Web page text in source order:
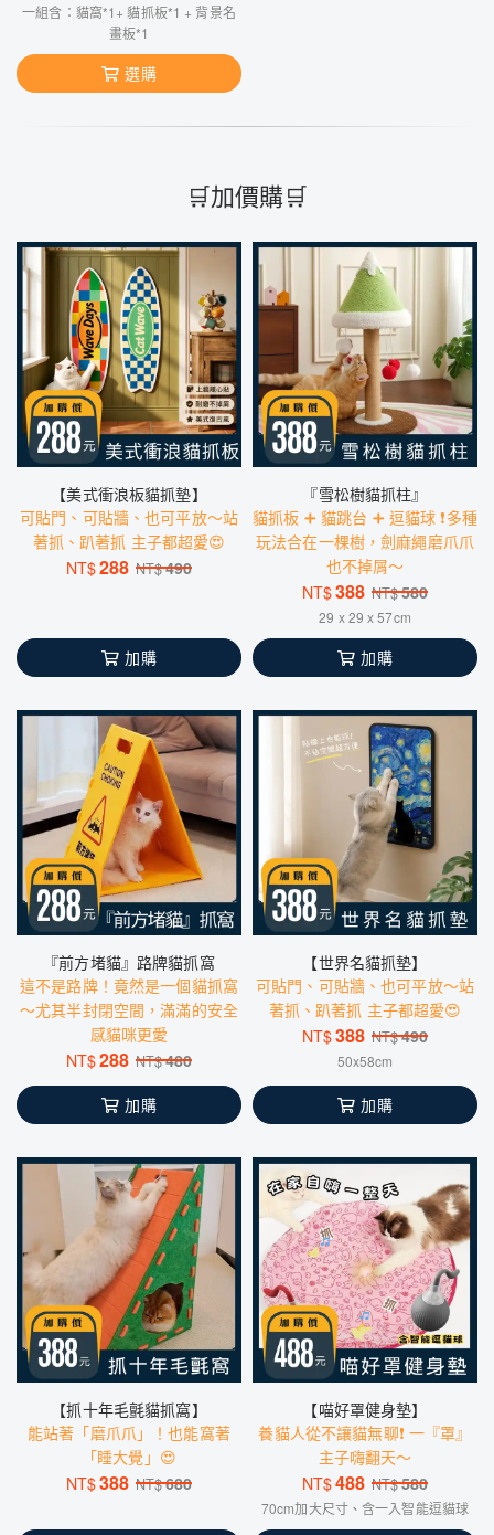
一組含：貓窩*1+ 貓抓板*1 + 背景名
畫板*1
選購
🛒加價購🛒
【美式衝浪板貓抓墊】
可貼門、可貼牆、也可平放～站
著抓、趴著抓 主子都超愛😍
NT$288 NT$490
加購
『雪松樹貓抓柱』
貓抓板 ➕ 貓跳台 ➕ 逗貓球 ❗️多種
玩法合在一棵樹，劍麻繩磨爪爪
也不掉屑～
NT$388 NT$580
29 x 29 x 57cm
加購
『前方堵貓』路牌貓抓窩
這不是路牌！竟然是一個貓抓窩
～尤其半封閉空間，滿滿的安全
感貓咪更愛
NT$288 NT$480
加購
【世界名貓抓墊】
可貼門、可貼牆、也可平放～站
著抓、趴著抓 主子都超愛😍
NT$388 NT$490
50x58cm
加購
【抓十年毛氈貓抓窩】
能站著「磨爪爪」！也能窩著
「睡大覺」😍
NT$388 NT$680
【喵好罩健身墊】
養貓人從不讓貓無聊❗️ 一『罩』
主子嗨翻天～
NT$488 NT$580
70cm加大尺寸、含一入智能逗貓球